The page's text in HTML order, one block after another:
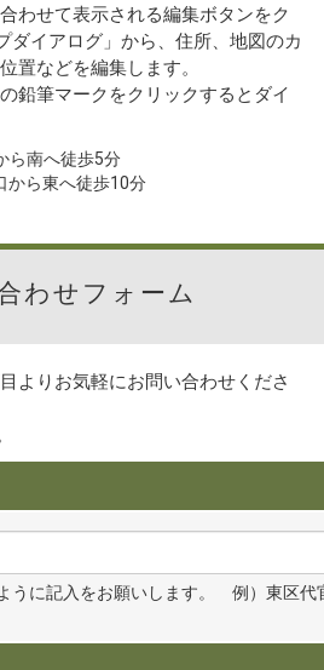
わせて表示される編集ボタンをク
ダイアログ」から、住所、地図のカ
置などを編集します。
鉛筆マークをクリックするとダイ
ら南へ徒歩5分
から東へ徒歩10分
わせフォーム
よりお気軽にお問い合わせくださ
うに記入をお願いします。 例）東区代